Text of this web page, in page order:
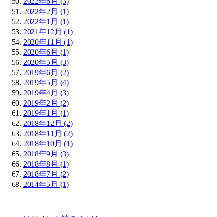
2022年2月 (1)
2022年1月 (1)
2021年12月 (1)
2020年11月 (1)
2020年6月 (1)
2020年5月 (3)
2019年6月 (2)
2019年5月 (4)
2019年4月 (3)
2019年2月 (2)
2019年1月 (1)
2018年12月 (2)
2018年11月 (2)
2018年10月 (1)
2018年9月 (3)
2018年8月 (1)
2018年7月 (2)
2014年5月 (1)